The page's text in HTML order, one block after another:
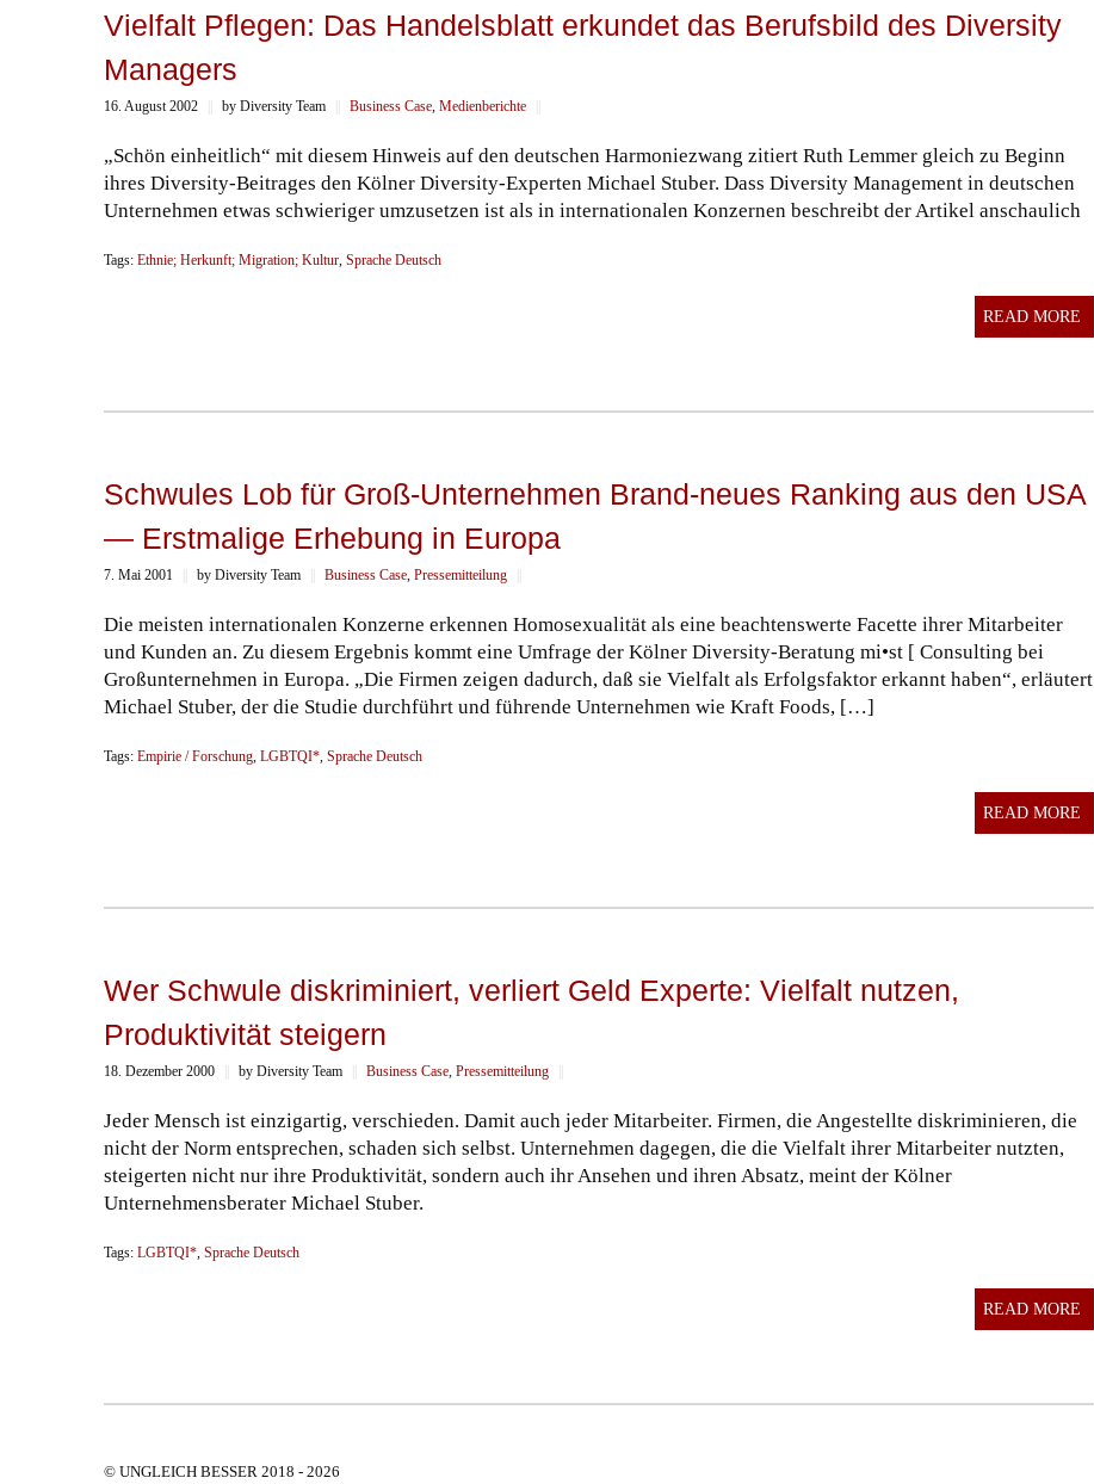
Vielfalt Pflegen: Das Handelsblatt erkundet das Berufsbild des Diversity
Managers
16. August 2002 by Diversity Team Business Case, Medienberichte
„Schön einheitlich“ mit diesem Hinweis auf den deutschen Harmoniezwang zitiert Ruth Lemmer gleich zu Beginn
ihres Diversity-Beitrages den Kölner Diversity-Experten Michael Stuber. Dass Diversity Management in deutschen
Unternehmen etwas schwieriger umzusetzen ist als in internationalen Konzernen beschreibt der Artikel anschaulich
Tags: Ethnie; Herkunft; Migration; Kultur, Sprache Deutsch
READ MORE
Schwules Lob für Groß-Unternehmen Brand-neues Ranking aus den USA
— Erstmalige Erhebung in Europa
7. Mai 2001 by Diversity Team Business Case, Pressemitteilung
Die meisten internationalen Konzerne erkennen Homosexualität als eine beachtenswerte Facette ihrer Mitarbeiter
und Kunden an. Zu diesem Ergebnis kommt eine Umfrage der Kölner Diversity-Beratung mi•st [ Consulting bei
Großunternehmen in Europa. „Die Firmen zeigen dadurch, daß sie Vielfalt als Erfolgsfaktor erkannt haben“, erläutert
Michael Stuber, der die Studie durchführt und führende Unternehmen wie Kraft Foods, […]
Tags: Empirie / Forschung, LGBTQI*, Sprache Deutsch
READ MORE
Wer Schwule diskriminiert, verliert Geld Experte: Vielfalt nutzen,
Produktivität steigern
18. Dezember 2000 by Diversity Team Business Case, Pressemitteilung
Jeder Mensch ist einzigartig, verschieden. Damit auch jeder Mitarbeiter. Firmen, die Angestellte diskriminieren, die
nicht der Norm entsprechen, schaden sich selbst. Unternehmen dagegen, die die Vielfalt ihrer Mitarbeiter nutzten,
steigerten nicht nur ihre Produktivität, sondern auch ihr Ansehen und ihren Absatz, meint der Kölner
Unternehmensberater Michael Stuber.
Tags: LGBTQI*, Sprache Deutsch
READ MORE
© UNGLEICH BESSER 2018 - 2026